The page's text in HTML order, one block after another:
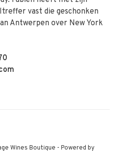
vast die geschonken
Antwerpen over New York
Wines Boutique - Powered by